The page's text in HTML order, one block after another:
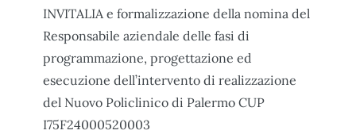
INVITALIA e formalizzazione della nomina del
Responsabile aziendale delle fasi di
programmazione, progettazione ed
esecuzione dell’intervento di realizzazione
del Nuovo Policlinico di Palermo CUP
I75F24000520003